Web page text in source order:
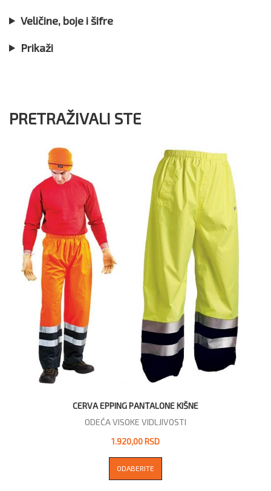
Veličine, boje i šifre
Prikaži
PRETRAŽIVALI STE
CERVA EPPING PANTALONE KIŠNE
ODEĆA VISOKE VIDLJIVOSTI
1.920,00 RSD
ODABERITE